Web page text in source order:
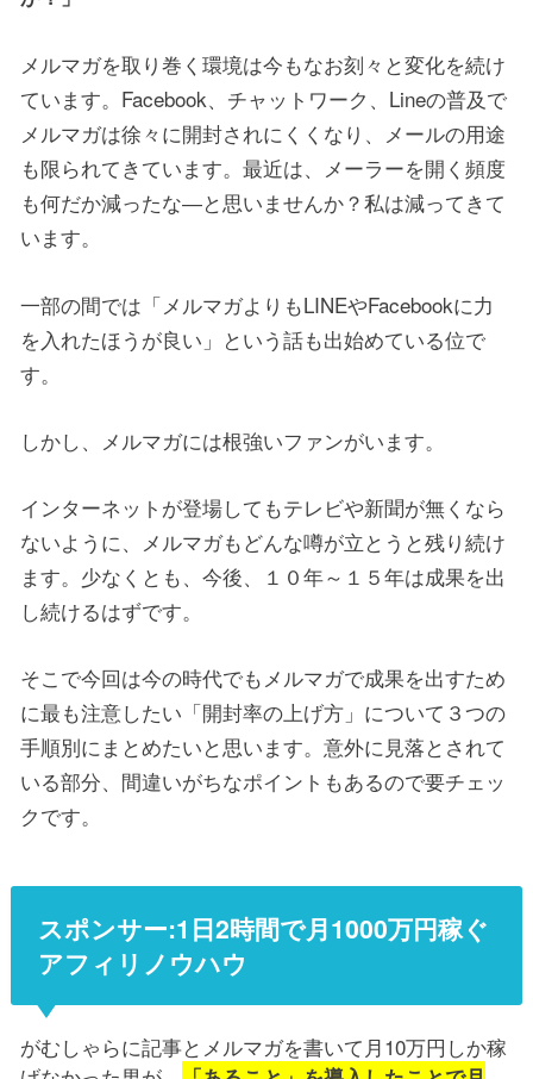
メルマガを取り巻く環境は今もなお刻々と変化を続け
ています。Facebook、チャットワーク、Lineの普及で
メルマガは徐々に開封されにくくなり、メールの用途
も限られてきています。最近は、メーラーを開く頻度
も何だか減ったな―と思いませんか？私は減ってきて
います。
一部の間では「メルマガよりもLINEやFacebookに力
を入れたほうが良い」という話も出始めている位で
す。
しかし、メルマガには根強いファンがいます。
インターネットが登場してもテレビや新聞が無くなら
ないように、メルマガもどんな噂が立とうと残り続け
ます。少なくとも、今後、１０年～１５年は成果を出
し続けるはずです。
そこで今回は今の時代でもメルマガで成果を出すため
に最も注意したい「開封率の上げ方」について３つの
手順別にまとめたいと思います。意外に見落とされて
いる部分、間違いがちなポイントもあるので要チェッ
クです。
スポンサー:1日2時間で月1000万円稼ぐ
アフィリノウハウ
がむしゃらに記事とメルマガを書いて月10万円しか稼